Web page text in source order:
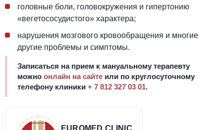
головные боли, головокружения и гипертонию
«вегетососудистого» характера;
нарушения мозгового кровообращения и многие
другие проблемы и симптомы.
Записаться на прием к мануальному терапевту
можно онлайн на сайте или по круглосуточному
телефону клиники + 7 812 327 03 01.